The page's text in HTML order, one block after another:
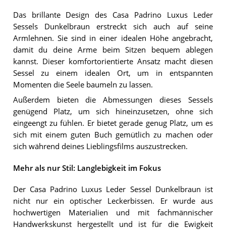
Das brillante Design des Casa Padrino Luxus Leder
Sessels Dunkelbraun erstreckt sich auch auf seine
Armlehnen. Sie sind in einer idealen Höhe angebracht,
damit du deine Arme beim Sitzen bequem ablegen
kannst. Dieser komfortorientierte Ansatz macht diesen
Sessel zu einem idealen Ort, um in entspannten
Momenten die Seele baumeln zu lassen.
Außerdem bieten die Abmessungen dieses Sessels
genügend Platz, um sich hineinzusetzen, ohne sich
eingeengt zu fühlen. Er bietet gerade genug Platz, um es
sich mit einem guten Buch gemütlich zu machen oder
sich während deines Lieblingsfilms auszustrecken.
Mehr als nur Stil: Langlebigkeit im Fokus
Der Casa Padrino Luxus Leder Sessel Dunkelbraun ist
nicht nur ein optischer Leckerbissen. Er wurde aus
hochwertigen Materialien und mit fachmännischer
Handwerkskunst hergestellt und ist für die Ewigkeit